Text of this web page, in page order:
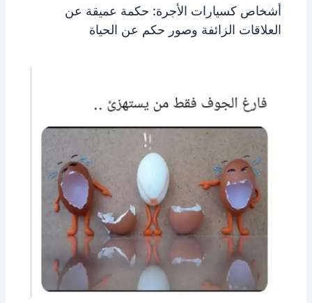
أشخاص كسيارات الأجرة: حكمة عميقة عن
العلاقات الزائفة وصور حكم عن الحياة